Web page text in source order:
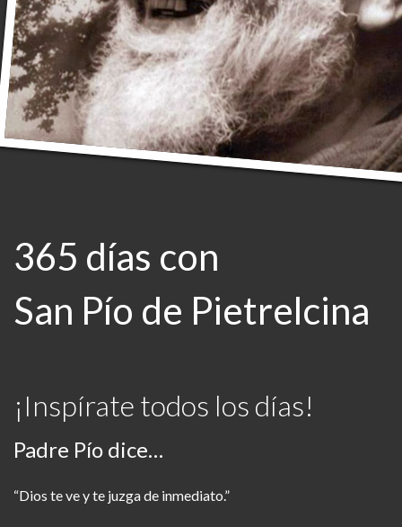
365 días con
San Pío de Pietrelcina
¡Inspírate todos los días!
Padre Pío dice…
“Dios te ve y te juzga de inmediato.”